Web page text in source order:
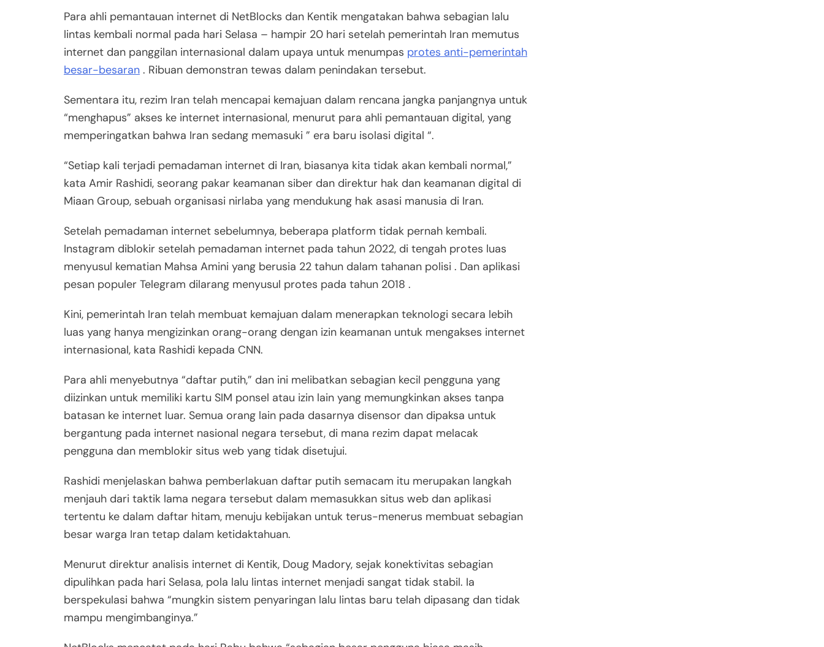
Para ahli pemantauan internet di NetBlocks dan Kentik mengatakan bahwa sebagian lalu
lintas kembali normal pada hari Selasa – hampir 20 hari setelah pemerintah Iran memutus
internet dan panggilan internasional dalam upaya untuk menumpas protes anti-pemerintah
besar-besaran . Ribuan demonstran tewas dalam penindakan tersebut.
Sementara itu, rezim Iran telah mencapai kemajuan dalam rencana jangka panjangnya untuk
“menghapus” akses ke internet internasional, menurut para ahli pemantauan digital, yang
memperingatkan bahwa Iran sedang memasuki ” era baru isolasi digital “.
“Setiap kali terjadi pemadaman internet di Iran, biasanya kita tidak akan kembali normal,”
kata Amir Rashidi, seorang pakar keamanan siber dan direktur hak dan keamanan digital di
Miaan Group, sebuah organisasi nirlaba yang mendukung hak asasi manusia di Iran.
Setelah pemadaman internet sebelumnya, beberapa platform tidak pernah kembali.
Instagram diblokir setelah pemadaman internet pada tahun 2022, di tengah protes luas
menyusul kematian Mahsa Amini yang berusia 22 tahun dalam tahanan polisi . Dan aplikasi
pesan populer Telegram dilarang menyusul protes pada tahun 2018 .
Kini, pemerintah Iran telah membuat kemajuan dalam menerapkan teknologi secara lebih
luas yang hanya mengizinkan orang-orang dengan izin keamanan untuk mengakses internet
internasional, kata Rashidi kepada CNN.
Para ahli menyebutnya “daftar putih,” dan ini melibatkan sebagian kecil pengguna yang
diizinkan untuk memiliki kartu SIM ponsel atau izin lain yang memungkinkan akses tanpa
batasan ke internet luar. Semua orang lain pada dasarnya disensor dan dipaksa untuk
bergantung pada internet nasional negara tersebut, di mana rezim dapat melacak
pengguna dan memblokir situs web yang tidak disetujui.
Rashidi menjelaskan bahwa pemberlakuan daftar putih semacam itu merupakan langkah
menjauh dari taktik lama negara tersebut dalam memasukkan situs web dan aplikasi
tertentu ke dalam daftar hitam, menuju kebijakan untuk terus-menerus membuat sebagian
besar warga Iran tetap dalam ketidaktahuan.
Menurut direktur analisis internet di Kentik, Doug Madory, sejak konektivitas sebagian
dipulihkan pada hari Selasa, pola lalu lintas internet menjadi sangat tidak stabil. Ia
berspekulasi bahwa “mungkin sistem penyaringan lalu lintas baru telah dipasang dan tidak
mampu mengimbanginya.”